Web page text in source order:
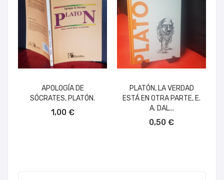
APOLOGÍA DE
SÓCRATES, PLATÓN.
1,00 €
PLATÓN, LA VERDAD
ESTÁ EN OTRA PARTE, E.
A. DAL...
0,50 €